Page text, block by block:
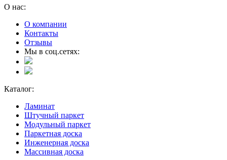
О нас:
О компании
Контакты
Отзывы
Мы в соц.сетях:
Каталог:
Ламинат
Штучный паркет
Модульный паркет
Паркетная доска
Инженерная доска
Массивная доска